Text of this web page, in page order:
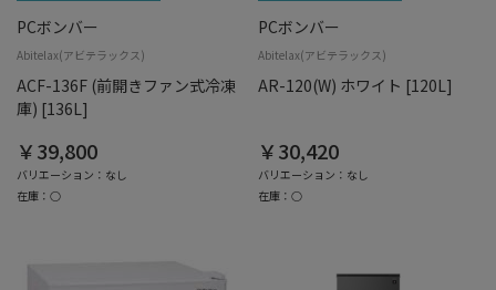
PCボンバー
Abitelax(アビテラックス)
ACF-136F (前開きファン式冷凍
庫) [136L]
￥39,800
バリエーション：なし
在庫：○
PCボンバー
Abitelax(アビテラックス)
AR-120(W) ホワイト [120L]
￥30,420
バリエーション：なし
在庫：○